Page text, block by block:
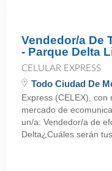
Vendedor/a De
- Parque Delta
CELULAR EXPRESS
Todo Ciudad De
Express (CELEX),
mercado de
un/a: Vendedor/a de
Delta¿Cuáles serán tus